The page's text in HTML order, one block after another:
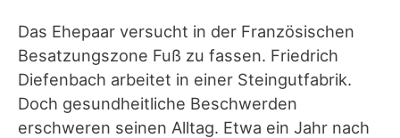
Das Ehepaar versucht in der Französischen
Besatzungszone Fuß zu fassen. Friedrich
Diefenbach arbeitet in einer Steingutfabrik.
Doch gesundheitliche Beschwerden
erschweren seinen Alltag. Etwa ein Jahr nach